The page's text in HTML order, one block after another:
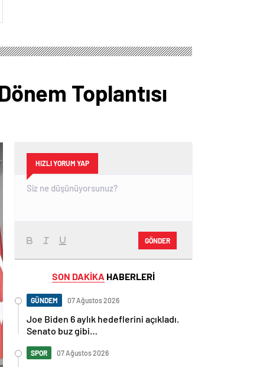
Toplantısı
HIZLI YORUM YAP
GÖNDER
SON DAKİKA HABERLERİ
GÜNDEM 07 Ağustos 2026
Joe Biden 6 aylık hedeflerini açıkladı.
Senato buz gibi…
SPOR 07 Ağustos 2026